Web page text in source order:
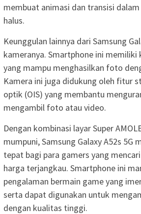
membuat animasi dan transisi
halus.
Keunggulan lainnya dari Samsung
kameranya. Smartphone ini memiliki
yang mampu menghasilkan foto
Kamera ini juga didukung oleh fitur
optik (OIS) yang membantu
mengambil foto atau video.
Dengan kombinasi layar Super
mumpuni, Samsung Galaxy A52s 5G
tepat bagi para gamers yang
harga terjangkau. Smartphone ini
pengalaman bermain game yang
serta dapat digunakan untuk
dengan kualitas tinggi.